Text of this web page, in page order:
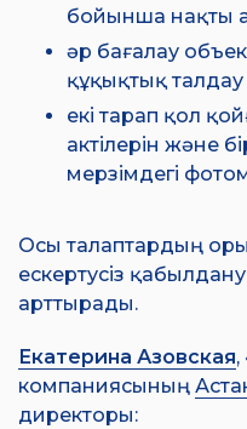
бойынша нақты
әр бағалау
құқықтық талдау
екі тарап қол
актілерін және
мерзімдегі
Осы талаптардың
ескертусіз
арттырады.
Екатерина Азовская,
компаниясының
директоры: